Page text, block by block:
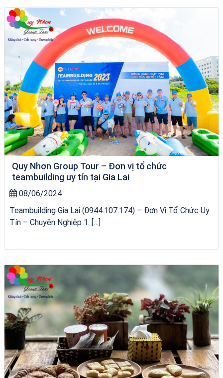
Khách sạn Alicia Phú Yên
Quy Nhơn Group Tour – Đơn vị tổ chức
teambuilding uy tín tại Gia Lai
08/06/2024
Teambuilding Gia Lai (0944.107.174) – Đơn Vị Tổ Chức Uy
Tín – Chuyên Nghiệp 1. […]